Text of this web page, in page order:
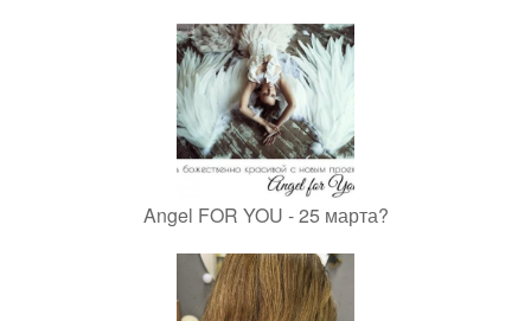
Angel FOR YOU - 25 марта?